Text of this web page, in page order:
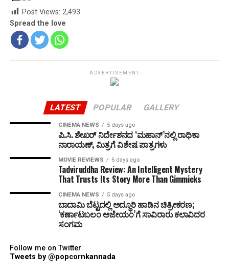
Post Views: 2,493
Spread the love
ADVERTISEMENT
LATEST POPULAR GALLERY
CINEMA NEWS 5 days ago
ಪಿ.ಸಿ. ಶೇಖರ್ ನಿರ್ದೇಶನದ ‘ಮಹಾನ್’ನಲ್ಲಿ ರಾಧಿಕಾ
ನಾರಾಯಣ್, ಮಿತ್ರಗೆ ವಿಶೇಷ ಪಾತ್ರಗಳು
MOVIE REVIEWS 5 days ago
Tadviruddha Review: An Intelligent Mystery
That Trusts Its Story More Than Gimmicks
CINEMA NEWS 5 days ago
ಬಾದಾಮಿ ಬೆಟ್ಟದಲ್ಲಿ ಅದ್ಧೂರಿ ಹಾಡಿನ ಚಿತ್ರೀಕರಣ;
‘ಕರ್ಣಾಟಬಲಂ ಅಜೇಯಂ’ಗೆ ಸಾವಿರಾರು ಕಲಾವಿದರ
ಸಂಗಮ
Follow me on Twitter
Tweets by @popcornkannada